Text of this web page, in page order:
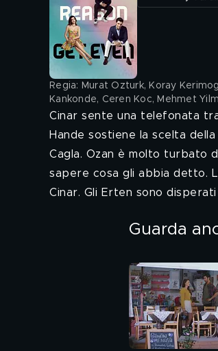
Regia: Murat Ozturk, Koray
Kankonde, Ceren Koc, Mehmet
Cinar sente una telefonata
Hande sostiene la scelta
Cagla. Ozan è molto turbato
sapere cosa gli abbia detto.
Cinar. Gli Erten sono
Guarda